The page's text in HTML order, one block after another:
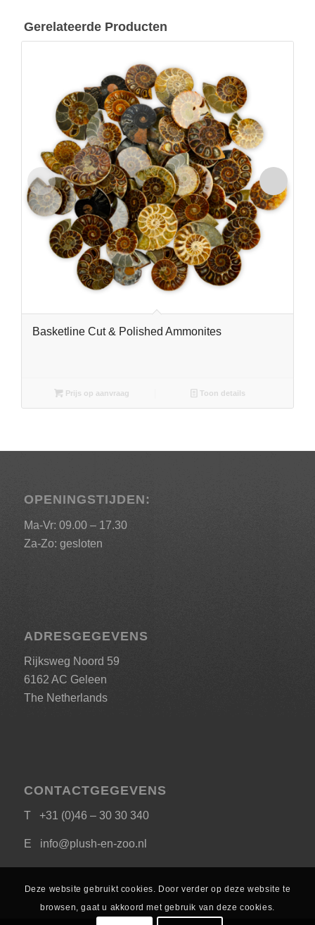
Gerelateerde Producten
Basketline Cut & Polished Ammonites
Prijs op aanvraag Toon details
OPENINGSTIJDEN:
Ma-Vr: 09.00 – 17.30
Za-Zo: gesloten
ADRESGEGEVENS
Rijksweg Noord 59
6162 AC Geleen
The Netherlands
CONTACTGEGEVENS
T +31 (0)46 – 30 30 340
E info@plush-en-zoo.nl
Deze website gebruikt cookies. Door verder op deze website te
browsen, gaat u akkoord met gebruik van deze cookies.